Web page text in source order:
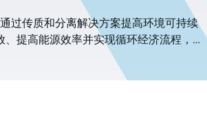
过传质和分离解决方案提高环境可持续
提高能源效率并实现循环经济流程，以